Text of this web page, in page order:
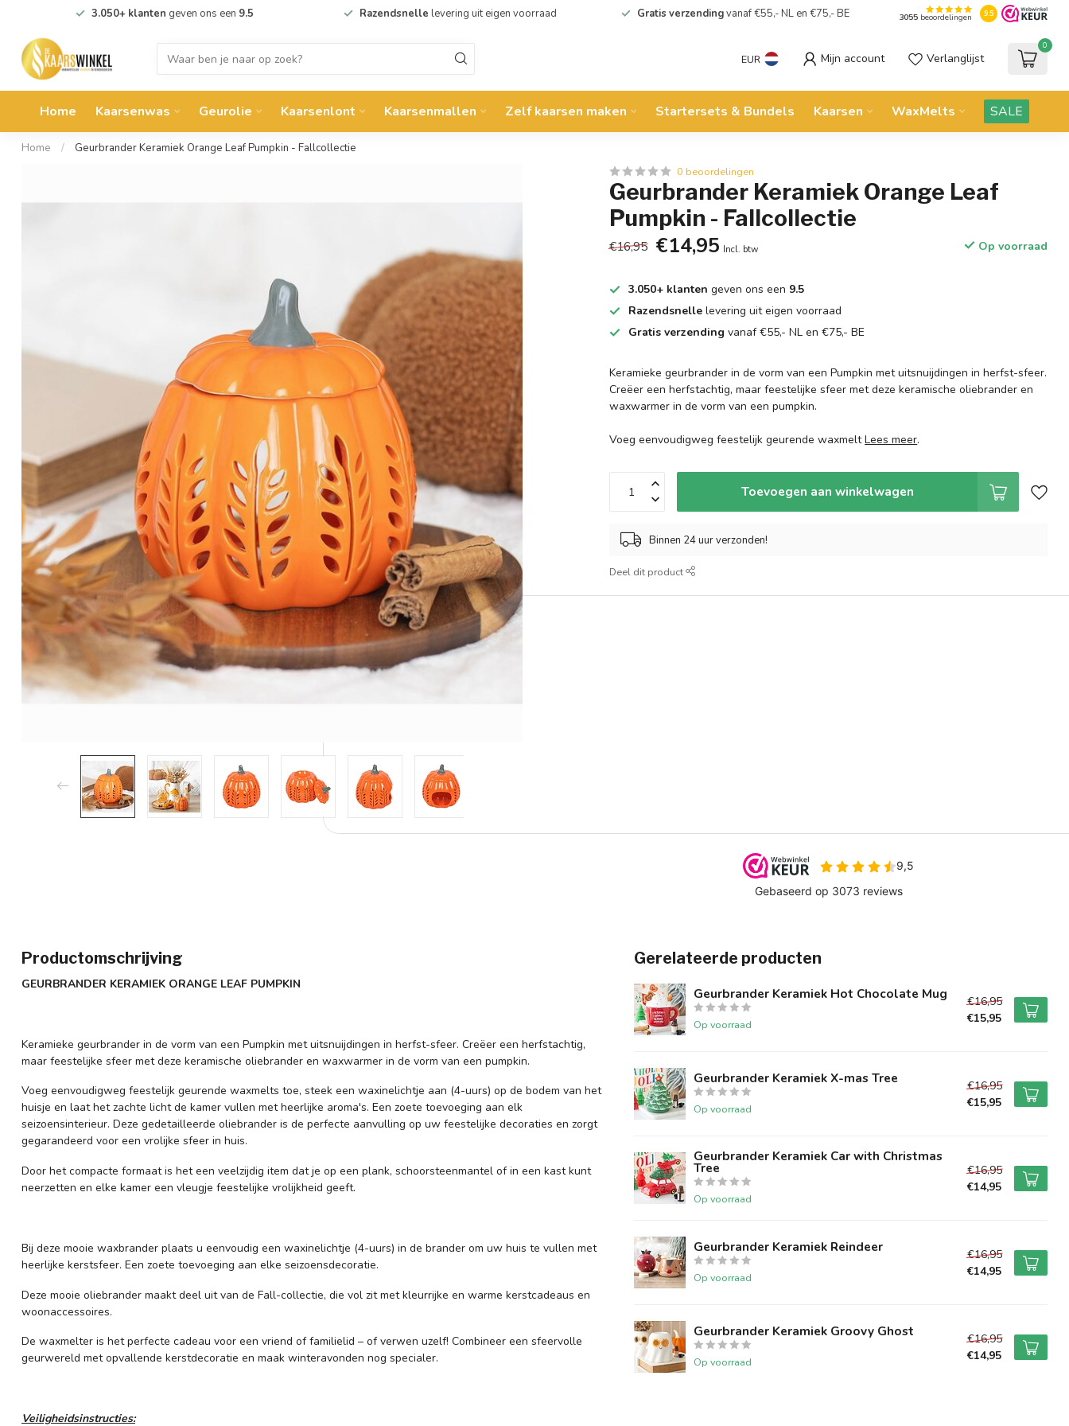
3.050+ klanten geven ons een 9.5 Razendsnelle levering uit eigen voorraad Gratis verzendingvanaf €55,- NL en €75,- BE 3055beoordelingen 9.5
EUR Mijn account Verlanglijst
0
Home Kaarsenwas Geurolie Kaarsenlont Kaarsenmallen Zelf kaarsen maken Startersets & Bundels Kaarsen WaxMelts SALE
Home / Geurbrander Keramiek Orange Leaf Pumpkin - Fallcollectie
0 beoordelingen
Geurbrander Keramiek Orange Leaf
Pumpkin - Fallcollectie
€16,95 €14,95 Incl. btw Op voorraad
3.050+ klanten geven ons een 9.5
Razendsnelle levering uit eigen voorraad
Gratis verzending vanaf €55,- NL en €75,- BE
Keramieke geurbrander in de vorm van een Pumpkin met uitsnuijdingen in herfst-sfeer.
Creëer een herfstachtig, maar feestelijke sfeer met deze keramische oliebrander en
waxwarmer in de vorm van een pumpkin.
Voeg eenvoudigweg feestelijk geurende waxmeltLees meer.
Toevoegen aan winkelwagen
Binnen 24 uur verzonden!
Deel dit product
Productomschrijving
GEURBRANDER KERAMIEK ORANGE LEAF PUMPKIN
Keramieke geurbrander in de vorm van een Pumpkin met uitsnuijdingen in herfst-sfeer. Creëer een herfstachtig,
maar feestelijke sfeer met deze keramische oliebrander en waxwarmer in de vorm van een pumpkin.
Voeg eenvoudigweg feestelijk geurende waxmelts toe, steek een waxinelichtje aan (4-uurs) op de bodem van het
huisje en laat het zachte licht de kamer vullen met heerlijke aroma's. Een zoete toevoeging aan elk
seizoensinterieur. Deze gedetailleerde oliebrander is de perfecte aanvulling op uw feestelijke decoraties en zorgt
gegarandeerd voor een vrolijke sfeer in huis.
Door het compacte formaat is het een veelzijdig item dat je op een plank, schoorsteenmantel of in een kast kunt
neerzetten en elke kamer een vleugje feestelijke vrolijkheid geeft.
Bij deze mooie waxbrander plaats u eenvoudig een waxinelichtje (4-uurs) in de brander om uw huis te vullen met
heerlijke kerstsfeer. Een zoete toevoeging aan elke seizoensdecoratie.
Deze mooie oliebrander maakt deel uit van de Fall-collectie, die vol zit met kleurrijke en warme kerstcadeaus en
woonaccessoires.
De waxmelter is het perfecte cadeau voor een vriend of familielid – of verwen uzelf! Combineer een sfeervolle
geurwereld met opvallende kerstdecoratie en maak winteravonden nog specialer.
Veiligheidsinstructies:
Gerelateerde producten
Geurbrander Keramiek Hot Chocolate Mug
Op voorraad
€16,95
€15,95
Geurbrander Keramiek X-mas Tree
Op voorraad
€16,95
€15,95
Geurbrander Keramiek Car with Christmas
Tree
Op voorraad
€16,95
€14,95
Geurbrander Keramiek Reindeer
Op voorraad
€16,95
€14,95
Geurbrander Keramiek Groovy Ghost
Op voorraad
€16,95
€14,95